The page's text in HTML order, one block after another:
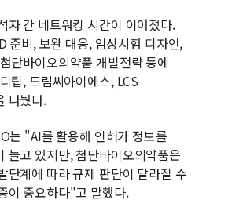
자 간 네트워킹 시간이 이어졌다.
준비, 보완 대응, 임상시험 디자인,
단바이오의약품 개발전략 등에
팁, 드림씨아이에스, LCS
나눴다.
는 "AI를 활용해 인허가 정보를
늘고 있지만, 첨단바이오의약품은
단계에 따라 규제 판단이 달라질 수
이 중요하다"고 말했다.